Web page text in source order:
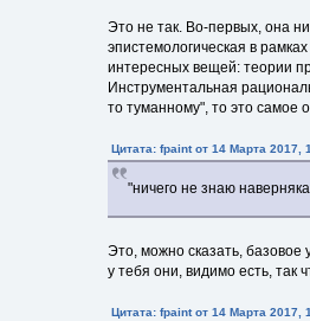
Это не так. Во-первых, она
эпистемологическая в
интересных вещей: теории
Инструментальная
то туманному", то это самое
Цитата: fpaint от 14 Марта 2017,
"ничего не знаю
Это, можно сказать, базовое
у тебя они, видимо есть, так
Цитата: fpaint от 14 Марта 2017,